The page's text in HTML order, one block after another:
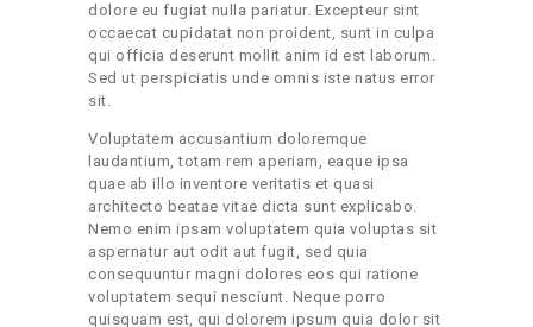
dolore eu fugiat nulla pariatur. Excepteur sint
occaecat cupidatat non proident, sunt in culpa
qui officia deserunt mollit anim id est laborum.
Sed ut perspiciatis unde omnis iste natus error
sit.
Voluptatem accusantium doloremque
laudantium, totam rem aperiam, eaque ipsa
quae ab illo inventore veritatis et quasi
architecto beatae vitae dicta sunt explicabo.
Nemo enim ipsam voluptatem quia voluptas sit
aspernatur aut odit aut fugit, sed quia
consequuntur magni dolores eos qui ratione
voluptatem sequi nesciunt. Neque porro
quisquam est, qui dolorem ipsum quia dolor sit